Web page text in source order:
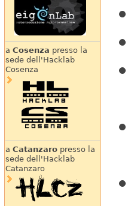
a Cosenza presso la
sede dell'Hacklab
Cosenza
a Catanzaropresso la
sede dell'Hacklab
Catanzaro